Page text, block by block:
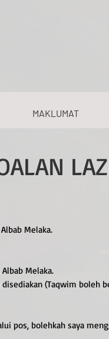
MAKLUMAT
Melaka.
Melaka.
(Taqwim boleh
pos, bolehkah saya